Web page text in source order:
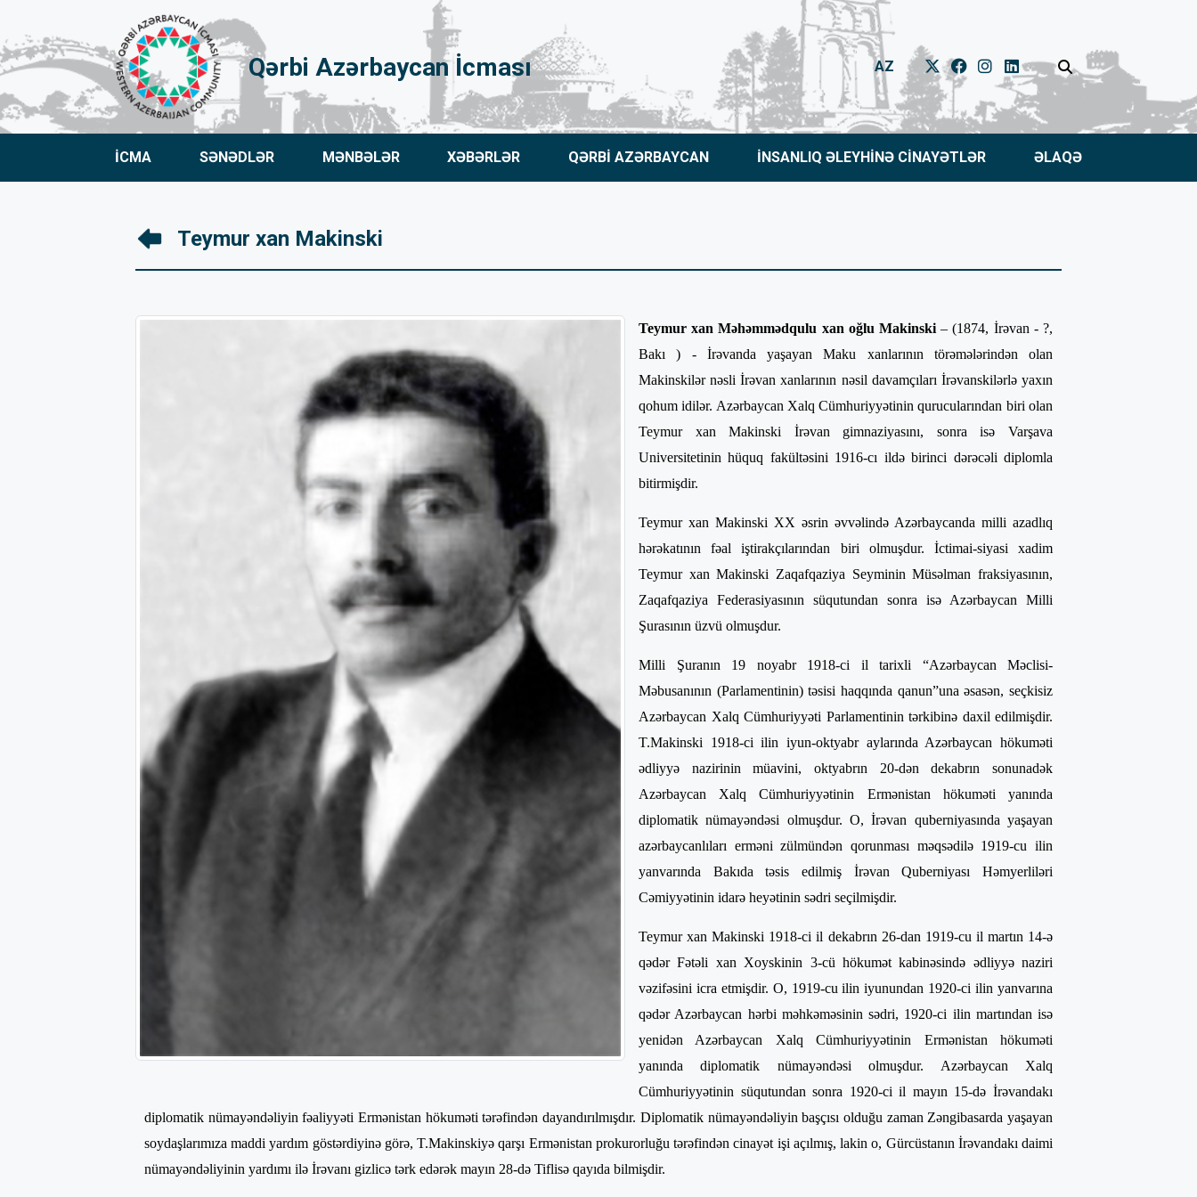
Qərbi Azərbaycan İcması AZ
İCMA SƏNƏDLƏR MƏNBƏLƏR XƏBƏRLƏR QƏRBİ AZƏRBAYCAN İNSANLIQ ƏLEYHİNƏ CİNAYƏTLƏR ƏLAQƏ
Teymur xan Makinski
Teymur xan Məhəmmədqulu xan oğlu Makinski– (1874, İrəvan - ?,
Bakı ) - İrəvanda yaşayan Maku xanlarının törəmələrindən olan
Makinskilər nəsli İrəvan xanlarının nəsil davamçıları İrəvanskilərlə yaxın
qohum idilər. Azərbaycan Xalq Cümhuriyyətinin qurucularından biri olan
Teymur xan Makinski İrəvan gimnaziyasını, sonra isə Varşava
Universitetinin hüquq fakültəsini 1916-cı ildə birinci dərəcəli diplomla
bitirmişdir.
Teymur xan Makinski XX əsrin əvvəlində Azərbaycanda milli azadlıq
hərəkatının fəal iştirakçılarından biri olmuşdur. İctimai-siyasi xadim
Teymur xan Makinski Zaqafqaziya Seyminin Müsəlman fraksiyasının,
Zaqafqaziya Federasiyasının süqutundan sonra isə Azərbaycan Milli
Şurasının üzvü olmuşdur.
Milli Şuranın 19 noyabr 1918-ci il tarixli “Azərbaycan Məclisi-
Məbusanının (Parlamentinin) təsisi haqqında qanun”una əsasən, seçkisiz
Azərbaycan Xalq Cümhuriyyəti Parlamentinin tərkibinə daxil edilmişdir.
T.Makinski 1918-ci ilin iyun-oktyabr aylarında Azərbaycan hökuməti
ədliyyə nazirinin müavini, oktyabrın 20-dən dekabrın sonunadək
Azərbaycan Xalq Cümhuriyyətinin Ermənistan hökuməti yanında
diplomatik nümayəndəsi olmuşdur. O, İrəvan quberniyasında yaşayan
azərbaycanlıları erməni zülmündən qorunması məqsədilə 1919-cu ilin
yanvarında Bakıda təsis edilmiş İrəvan Quberniyası Həmyerliləri
Cəmiyyətinin idarə heyətinin sədri seçilmişdir.
Teymur xan Makinski 1918-ci il dekabrın 26-dan 1919-cu il martın 14-ə
qədər Fətəli xan Xoyskinin 3-cü hökumət kabinəsində ədliyyə naziri
vəzifəsini icra etmişdir. O, 1919-cu ilin iyunundan 1920-ci ilin yanvarına
qədər Azərbaycan hərbi məhkəməsinin sədri, 1920-ci ilin martından isə
yenidən Azərbaycan Xalq Cümhuriyyətinin Ermənistan hökuməti
yanında diplomatik nümayəndəsi olmuşdur. Azərbaycan Xalq
Cümhuriyyətinin süqutundan sonra 1920-ci il mayın 15-də İrəvandakı
diplomatik nümayəndəliyin fəaliyyəti Ermənistan hökuməti tərəfindən dayandırılmışdır. Diplomatik nümayəndəliyin başçısı olduğu zaman Zəngibasarda yaşayan
soydaşlarımıza maddi yardım göstərdiyinə görə, T.Makinskiyə qarşı Ermənistan prokurorluğu tərəfindən cinayət işi açılmış, lakin o, Gürcüstanın İrəvandakı daimi
nümayəndəliyinin yardımı ilə İrəvanı gizlicə tərk edərək mayın 28-də Tiflisə qayıda bilmişdir.